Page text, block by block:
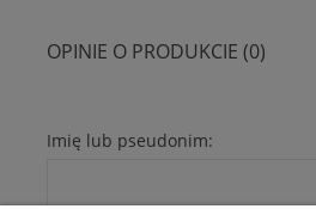
OPINIE O PRODUKCIE (0)
Imię lub pseudonim: